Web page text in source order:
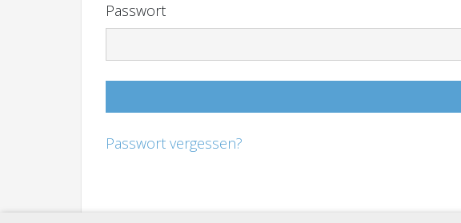
Passwort
Passwort vergessen?